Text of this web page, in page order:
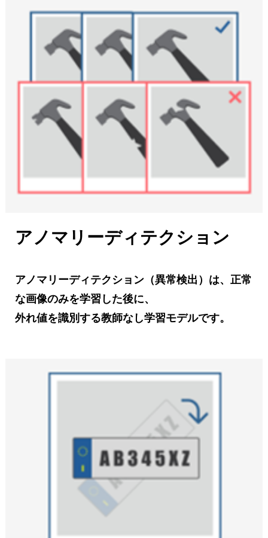
アノマリーディテクション
アノマリーディテクション（異常検出）は、正常
な画像のみを学習した後に、
外れ値を識別する教師なし学習モデルです。